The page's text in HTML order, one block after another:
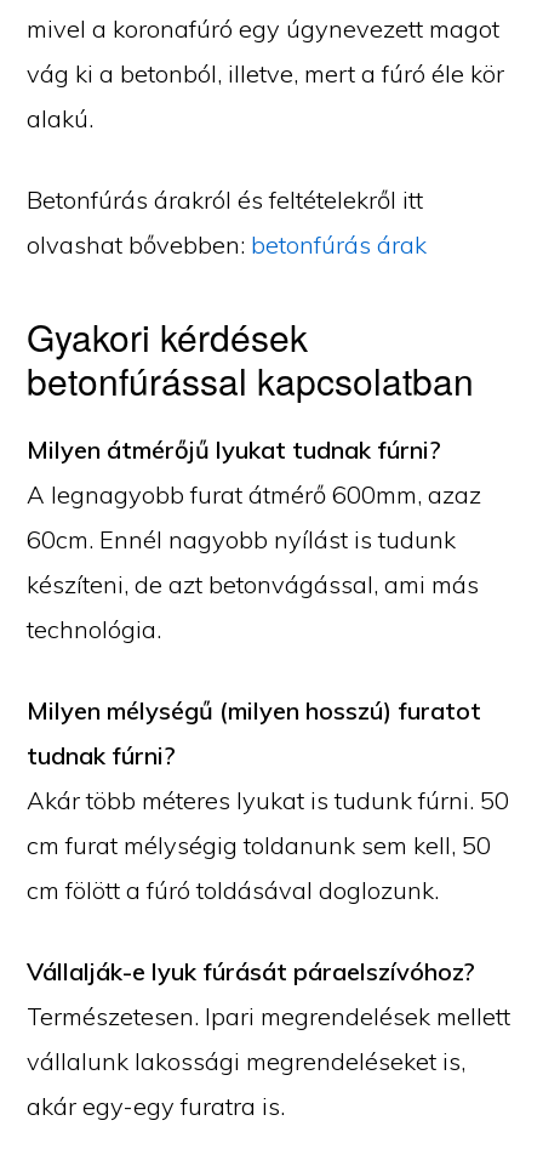
mivel a koronafúró egy úgynevezett magot
vág ki a betonból, illetve, mert a fúró éle kör
alakú.
Betonfúrás árakról és feltételekről itt
olvashat bővebben: betonfúrás árak
Gyakori kérdések
betonfúrással kapcsolatban
Milyen átmérőjű lyukat tudnak fúrni?
A legnagyobb furat átmérő 600mm, azaz
60cm. Ennél nagyobb nyílást is tudunk
készíteni, de azt betonvágással, ami más
technológia.
Milyen mélységű (milyen hosszú) furatot
tudnak fúrni?
Akár több méteres lyukat is tudunk fúrni. 50
cm furat mélységig toldanunk sem kell, 50
cm fölött a fúró toldásával doglozunk.
Vállalják-e lyuk fúrását páraelszívóhoz?
Természetesen. Ipari megrendelések mellett
vállalunk lakossági megrendeléseket is,
akár egy-egy furatra is.